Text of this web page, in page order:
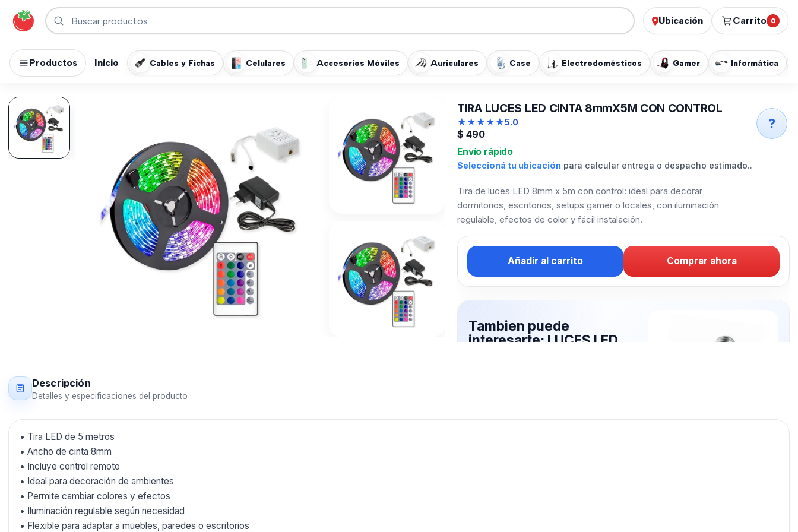
Ubicación Carrito 0
Productos Inicio Cables y Fichas Celulares Accesorios Móviles Auriculares Case Electrodomésticos Gamer Informática
TIRA LUCES LED CINTA 8mmX5M CON CONTROL
★★★★★5.0
$ 490
Envío rápido
Seleccioná tu ubicación para calcular entrega o despacho estimado..
Tira de luces LED 8mm x 5m con control: ideal para decorar
dormitorios, escritorios, setups gamer o locales, con iluminación
regulable, efectos de color y fácil instalación.
Añadir al carrito Comprar ahora
Tambien puede
interesarte: LUCES LED
Descripción
Detalles y especificaciones del producto
• Tira LED de 5 metros
• Ancho de cinta 8mm
• Incluye control remoto
• Ideal para decoración de ambientes
• Permite cambiar colores y efectos
• Iluminación regulable según necesidad
• Flexible para adaptar a muebles, paredes o escritorios
?